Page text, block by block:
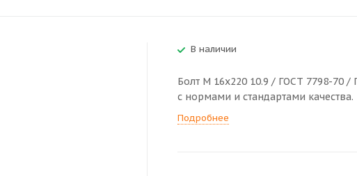
В наличии
Болт M 16x220 10.9 / ГОСТ 7798-70 /
с нормами и стандартами качества.
Подробнее